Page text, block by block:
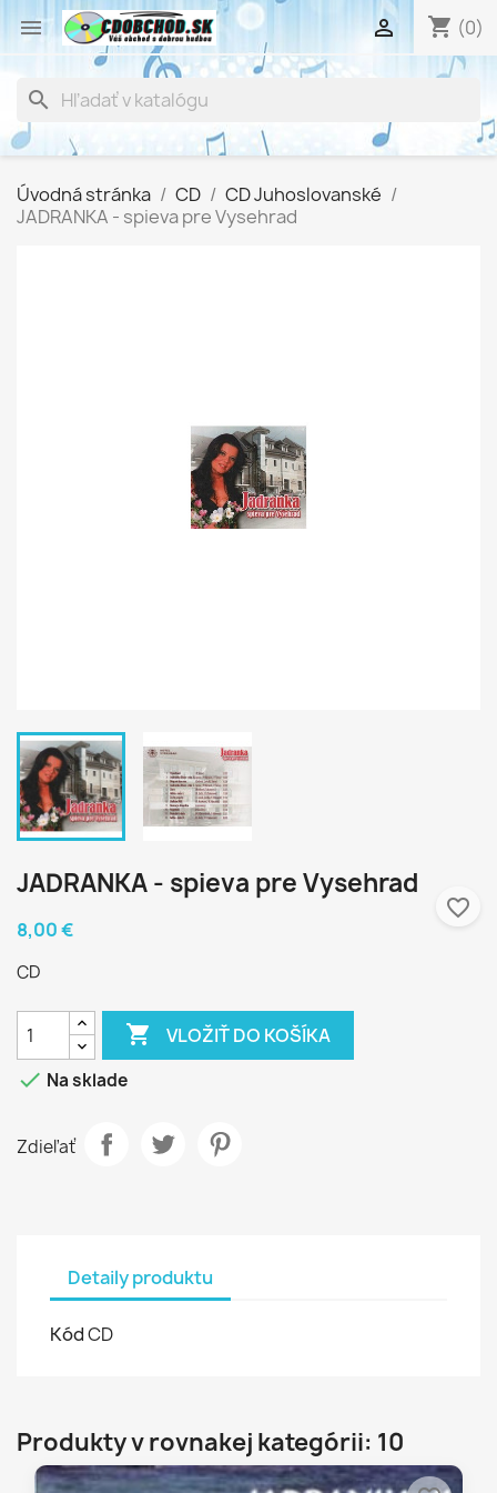
 shopping_cart (0)

search
Úvodná stránka CD
CD Juhoslovanské
JADRANKA - spieva pre Vysehrad
JADRANKA - spieva pre Vysehrad
8,00 €
CD
 VLOŽIŤ DO KOŠÍKA
favorite_border
 Na sklade
Zdieľať
Detaily produktu
KódCD
Produkty v rovnakej kategórii: 10